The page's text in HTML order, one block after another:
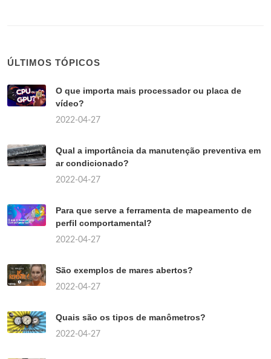
ÚLTIMOS TÓPICOS
O que importa mais processador ou placa de
vídeo?
2022-04-27
Qual a importância da manutenção preventiva em
ar condicionado?
2022-04-27
Para que serve a ferramenta de mapeamento de
perfil comportamental?
2022-04-27
São exemplos de mares abertos?
2022-04-27
Quais são os tipos de manômetros?
2022-04-27